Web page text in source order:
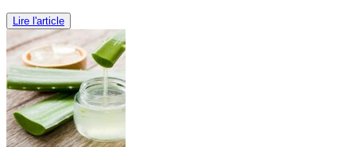
Lire l'article